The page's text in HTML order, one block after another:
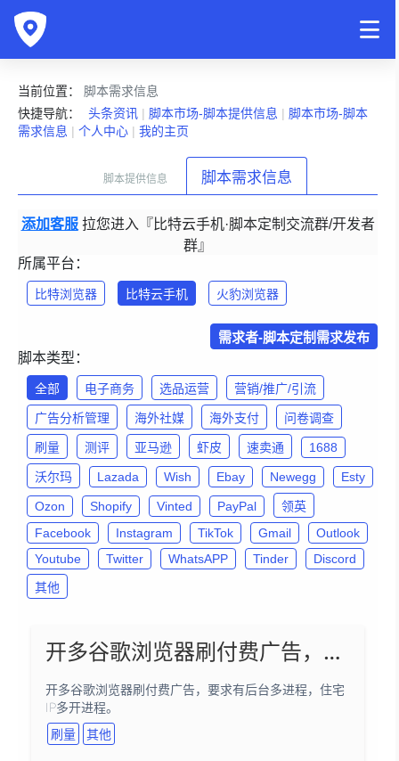
当前位置：
脚本需求信息
快捷导航：
头条资讯 | 脚本市场-脚本提供信息 | 脚本市场-脚本
需求信息 | 个人中心 | 我的主页
脚本提供信息 脚本需求信息
添加客服 拉您进入『比特云手机·脚本定制交流群/开发者
群』
所属平台：
比特浏览器 比特云手机 火豹浏览器
需求者-脚本定制需求发布
脚本类型：
全部 电子商务 选品运营 营销/推广/引流
广告分析管理 海外社媒 海外支付 问卷调查
刷量 测评 亚马逊 虾皮 速卖通 1688
沃尔玛 Lazada Wish Ebay Newegg Esty
Ozon Shopify Vinted PayPal
领英
Facebook
Instagram TikTok Gmail
Outlook
Youtube
Twitter WhatsAPP Tinder
Discord
其他
开多谷歌浏览器刷付费广告，要求有后台多进程，住宅IP多开进程
开多谷歌浏览器刷付费广告，要求有后台多进程，住宅
IP多开进程。
刷量
其他